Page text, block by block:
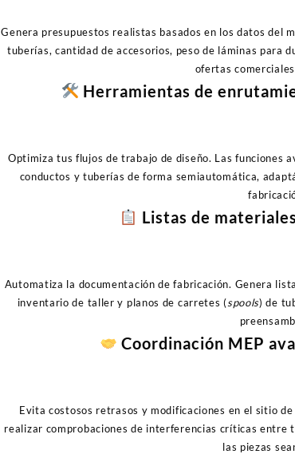
Genera presupuestos realistas basados en los datos del
tuberías, cantidad de accesorios, peso de láminas para
ofertas
Herramientas de
Optimiza tus flujos de trabajo de diseño. Las funciones
conductos y tuberías de forma semiautomática,
Listas de
Automatiza la documentación de fabricación. Genera
inventario de taller y planos de carretes (spools) de
Coordinación MEP
Evita costosos retrasos y modificaciones en el sitio
realizar comprobaciones de interferencias críticas entre
las piezas